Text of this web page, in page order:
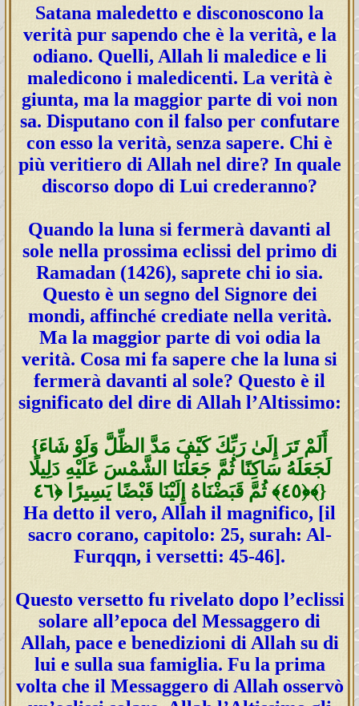
Satana maledetto e disconoscono la
verità pur sapendo che è la verità, e la
odiano. Quelli, Allah li maledice e li
maledicono i maledicenti. La verità è
giunta, ma la maggior parte di voi non
sa. Disputano con il falso per confutare
con esso la verità, senza sapere. Chi è
più veritiero di Allah nel dire? In quale
discorso dopo di Lui crederanno?
Quando la luna si fermerà davanti al
sole nella prossima eclissi del primo di
Ramadan (1426), saprete chi io sia.
Questo è un segno del Signore dei
mondi, affinché crediate nella verità.
Ma la maggior parte di voi odia la
verità. Cosa mi fa sapere che la luna si
fermerà davanti al sole? Questo è il
significato del dire di Allah l’Altissimo:
{أَلَمْ تَرَ‌ إِلَىٰ رَ‌بِّكَ كَيْفَ مَدَّ الظِّلَّ وَلَوْ شَاءَ
لَجَعَلَهُ سَاكِنًا ثُمَّ جَعَلْنَا الشَّمْسَ عَلَيْهِ دَلِيلًا
﴿٤٥﴾ ثُمَّ قَبَضْنَاهُ إِلَيْنَا قَبْضًا يَسِيرً‌ا ﴿٤٦﴾}
Ha detto il vero, Allah il magnifico, [il
sacro corano, capitolo: 25, surah: Al-
Furqqn, i versetti: 45-46].
Questo versetto fu rivelato dopo l’eclissi
solare all’epoca del Messaggero di
Allah, pace e benedizioni di Allah su di
lui e sulla sua famiglia. Fu la prima
volta che il Messaggero di Allah osservò